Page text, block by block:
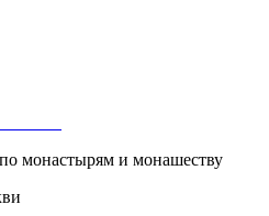
монастырям и монашеству